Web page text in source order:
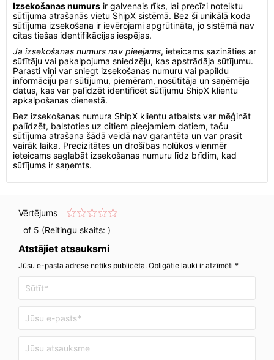
Izsekošanas numurs ir galvenais rīks, lai precīzi noteiktu
sūtījuma atrašanās vietu ShipX sistēmā. Bez šī unikālā koda
sūtījuma izsekošana ir ievērojami apgrūtināta, jo sistēmā nav
citas tiešas identifikācijas iespējas.
Ja izsekošanas numurs nav pieejams, ieteicams sazināties ar
sūtītāju vai pakalpojuma sniedzēju, kas apstrādāja sūtījumu.
Parasti viņi var sniegt izsekošanas numuru vai papildu
informāciju par sūtījumu, piemēram, nosūtītāja un saņēmēja
datus, kas var palīdzēt identificēt sūtījumu ShipX klientu
apkalpošanas dienestā.
Bez izsekošanas numura ShipX klientu atbalsts var mēģināt
palīdzēt, balstoties uz citiem pieejamiem datiem, taču
sūtījuma atrašana šādā veidā nav garantēta un var prasīt
vairāk laika. Precizitātes un drošības nolūkos vienmēr
ieteicams saglabāt izsekošanas numuru līdz brīdim, kad
sūtījums ir saņemts.
Vērtējums
of 5 (Reitingu skaits: )
Atstājiet atsauksmi
Jūsu e-pasta adrese netiks publicēta. Obligātie lauki ir atzīmēti *